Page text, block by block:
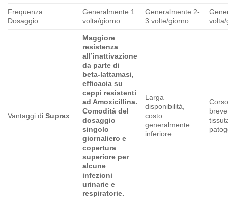
Frequenza
Dosaggio
Generalmente 1
volta/giorno
Generalmente 2-
3 volte/giorno
Vantaggi di Suprax
Maggiore
resistenza
all’inattivazione
da parte di
beta-lattamasi,
efficacia su
ceppi resistenti
ad Amoxicillina.
Comodità del
dosaggio
singolo
giornaliero e
copertura
superiore per
alcune
infezioni
urinarie e
respiratorie.
Larga
disponibilità,
costo
generalmente
inferiore.